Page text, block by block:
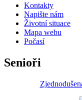
Kontakty
Napište nám
Životní situace
Mapa webu
Počasí
Senioři